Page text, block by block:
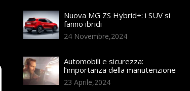
Nuova MG ZS Hybrid+: i SUV si
fanno ibridi
24 Novembre,2024
Automobili e sicurezza:
l’importanza della manutenzione
23 Aprile,2024